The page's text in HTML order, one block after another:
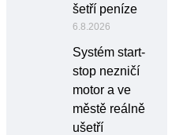
šetří peníze
6.8.2026
Systém start-
stop nezničí
motor a ve
městě reálně
ušetří